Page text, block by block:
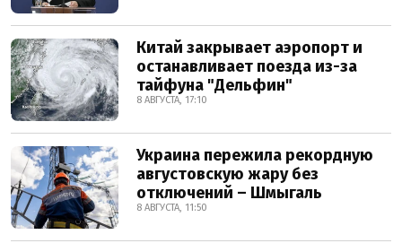
Китай закрывает аэропорт и
останавливает поезда из-за
тайфуна "Дельфин"
8 АВГУСТА, 17:10
Украина пережила рекордную
августовскую жару без
отключений – Шмыгаль
8 АВГУСТА, 11:50